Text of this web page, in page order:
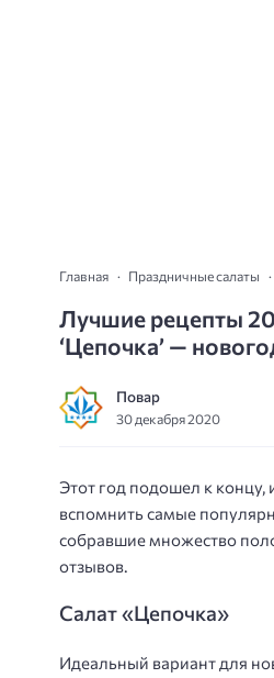
Главная Праздничные салаты
Лучшие рецепты
‘Цепочка’ —
Повар
30 декабря 2020
Этот год подошел к
вспомнить самые
собравшие множество
отзывов.
Салат «Цепочка»
Идеальный вариант для